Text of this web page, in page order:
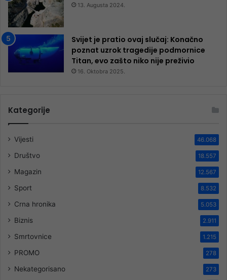
13. Augusta 2024.
Svijet je pratio ovaj slučaj: Konačno
poznat uzrok tragedije podmornice
Titan, evo zašto niko nije preživio
16. Oktobra 2025.
Kategorije
Vijesti 46.068
Društvo 18.557
Magazin 12.567
Sport 8.532
Crna hronika 5.053
Biznis 2.911
Smrtovnice 1.215
PROMO 278
Nekategorisano 273